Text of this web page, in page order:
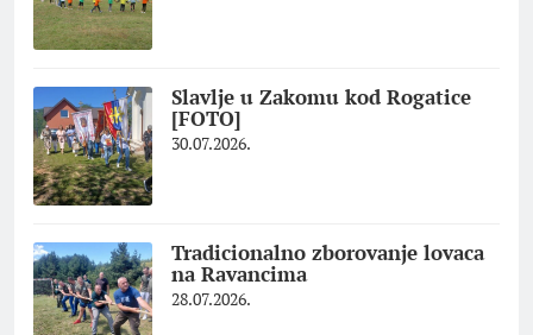
Slavlje u Zakomu kod Rogatice
[FOTO]
30.07.2026.
Tradicionalno zborovanje lovaca
na Ravancima
28.07.2026.